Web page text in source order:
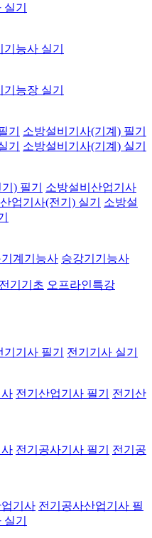
기
기능사 실기
기능장 실기
기
소방설비기사(기계) 필기
기
소방설비기사(기계) 실기
) 필기
소방설비산업기사
업기사(전기) 실기
소방설
계기능사 승강기기능사
전기기초 오프라인특강
기기사 필기 전기기사 실기
전기산업기사 필기
전기산
전기공사기사 필기
전기공
기사 전기공사산업기사 필
기